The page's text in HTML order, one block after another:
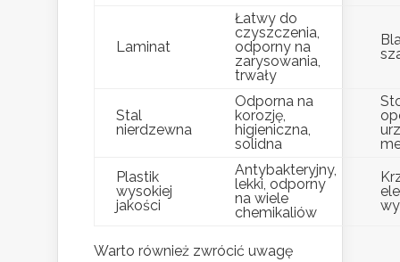
Laminat
Łatwy do
czyszczenia,
odporny na
zarysowania,
trwały
Stal
nierdzewna
Odporna na
korozję,
higieniczna,
solidna
Plastik
wysokiej
jakości
Antybakteryjny,
lekki, odporny
na wiele
chemikaliów
Warto również zwrócić uwagę